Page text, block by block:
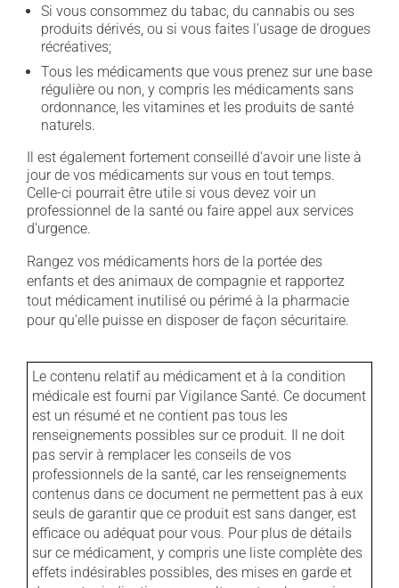
Si vous consommez du tabac, du cannabis ou ses
produits dérivés, ou si vous faites l'usage de drogues
récréatives;
Tous les médicaments que vous prenez sur une base
régulière ou non, y compris les médicaments sans
ordonnance, les vitamines et les produits de santé
naturels.
Il est également fortement conseillé d'avoir une liste à
jour de vos médicaments sur vous en tout temps.
Celle-ci pourrait être utile si vous devez voir un
professionnel de la santé ou faire appel aux services
d'urgence.
Rangez vos médicaments hors de la portée des
enfants et des animaux de compagnie et rapportez
tout médicament inutilisé ou périmé à la pharmacie
pour qu'elle puisse en disposer de façon sécuritaire.
Le contenu relatif au médicament et à la condition
médicale est fourni par Vigilance Santé. Ce document
est un résumé et ne contient pas tous les
renseignements possibles sur ce produit. Il ne doit
pas servir à remplacer les conseils de vos
professionnels de la santé, car les renseignements
contenus dans ce document ne permettent pas à eux
seuls de garantir que ce produit est sans danger, est
efficace ou adéquat pour vous. Pour plus de détails
sur ce médicament, y compris une liste complète des
effets indésirables possibles, des mises en garde et